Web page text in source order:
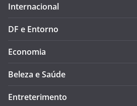
Internacional
DF e Entorno
Economia
Beleza e Saúde
Entreterimento